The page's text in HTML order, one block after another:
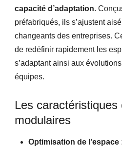
capacité d’adaptation.
préfabriqués, ils s’ajustent
changeants des entreprises.
de redéfinir rapidement les
s’adaptant ainsi aux
équipes.
Les caractéristiques
modulaires
Optimisation de l’espace